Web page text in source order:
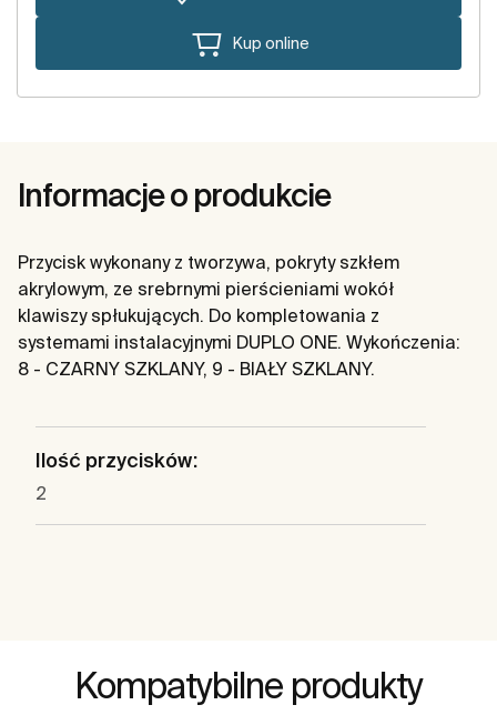
Kup online
Informacje o produkcie
Przycisk wykonany z tworzywa, pokryty szkłem
akrylowym, ze srebrnymi pierścieniami wokół
klawiszy spłukujących. Do kompletowania z
systemami instalacyjnymi DUPLO ONE. Wykończenia:
8 - CZARNY SZKLANY, 9 - BIAŁY SZKLANY.
Ilość przycisków:
2
Kompatybilne produkty